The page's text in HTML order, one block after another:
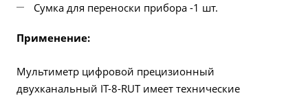
Сумка для переноски прибора -1 шт.
Применение:
Мультиметр цифровой прецизионный
двухканальный IT-8-RUT имеет технические